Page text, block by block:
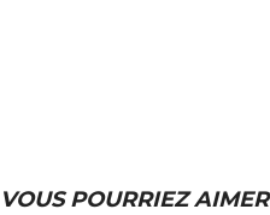
VOUS POURRIEZ AIMER